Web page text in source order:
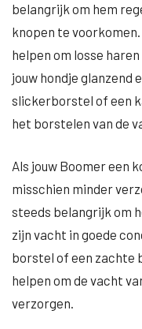
belangrijk om hem
knopen te
helpen om losse
jouw hondje glanzend
slickerborstel of een
het borstelen van de
Als jouw Boomer een
misschien minder
steeds belangrijk om
zijn vacht in goede
borstel of een zachte
helpen om de vacht
verzorgen.